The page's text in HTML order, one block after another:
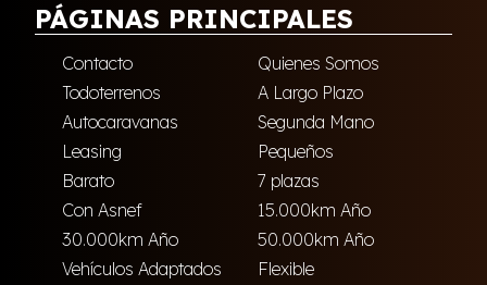
PÁGINAS PRINCIPALES
Contacto
Quienes Somos
Todoterrenos
A Largo Plazo
Autocaravanas
Segunda Mano
Leasing
Pequeños
Barato
7 plazas
Con Asnef
15.000km Año
30.000km Año
50.000km Año
Vehículos Adaptados
Flexible